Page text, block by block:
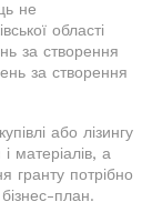
не
області
за створення
за створення
або лізингу
матеріалів, а
гранту потрібно
план.